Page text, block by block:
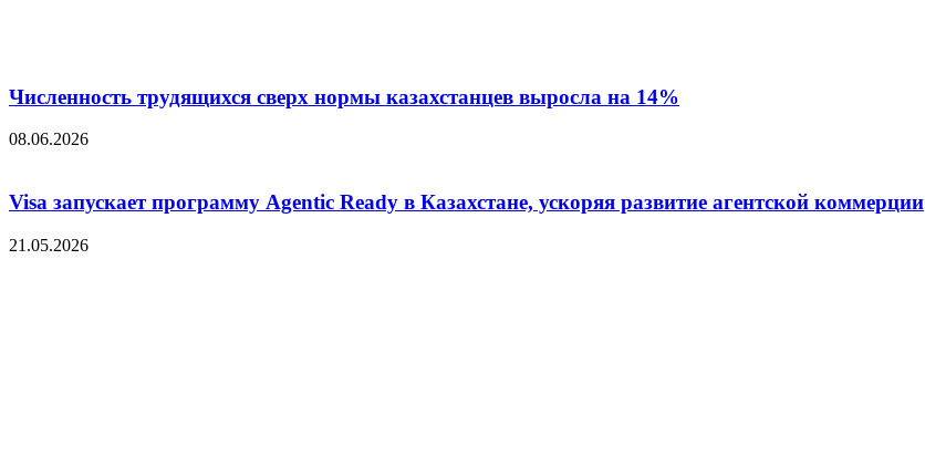
Численность трудящихся сверх нормы казахстанцев выросла на 14%
08.06.2026
Visa запускает программу Agentic Ready в Казахстане, ускоряя развитие агентской коммерции
21.05.2026